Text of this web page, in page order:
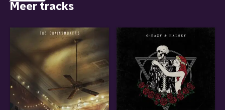
Meer tracks